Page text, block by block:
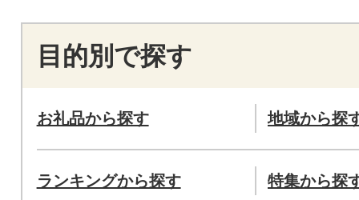
目的別で探す
お礼品から探す 地域から探
ランキングから探す 特集から探